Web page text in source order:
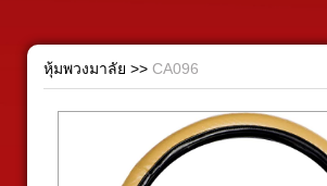
หุ้มพวงมาลัย >> CA096